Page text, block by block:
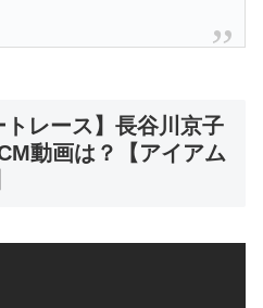
トレース】長谷川京子
動画は？【アイアム